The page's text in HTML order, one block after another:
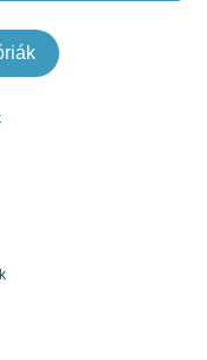
próbáljon
problémáért.